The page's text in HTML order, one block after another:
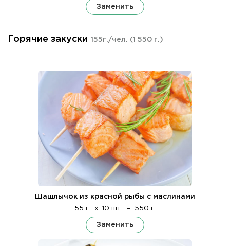
Заменить
Горячие закуски 155г./чел. (1 550 г.)
Шашлычок из красной рыбы с маслинами
55 г. x 10 шт. = 550 г.
Заменить